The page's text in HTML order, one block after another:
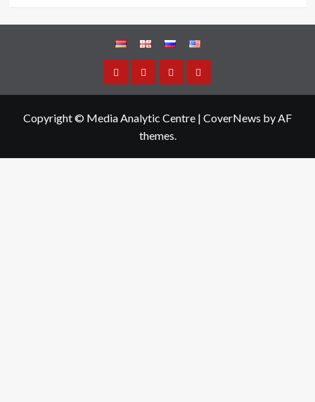
Copyright © Media Analytic Centre | CoverNews by AF
themes.